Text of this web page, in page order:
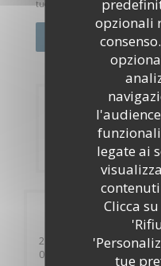
opzionali
legate ai
Clicca
tue
tuoi dati, consulta la nostra
2 place Amélie Pollonais
06230 Villefranche sur Mer